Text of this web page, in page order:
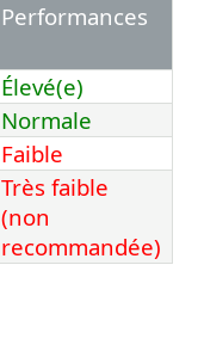
Performances
Élevé(e)
Normale
Faible
Très faible
(non
recommandée)